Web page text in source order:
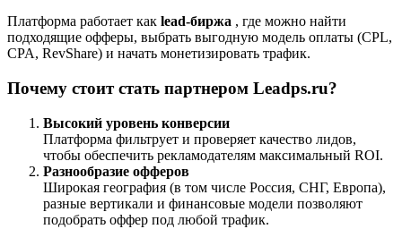
Платформа работает как lead-биржа , где можно найти
подходящие офферы, выбрать выгодную модель оплаты (CPL,
CPA, RevShare) и начать монетизировать трафик.
Почему стоит стать партнером Leadps.ru?
Высокий уровень конверсии
Платформа фильтрует и проверяет качество лидов,
чтобы обеспечить рекламодателям максимальный ROI.
Разнообразие офферов
Широкая география (в том числе Россия, СНГ, Европа),
разные вертикали и финансовые модели позволяют
подобрать оффер под любой трафик.